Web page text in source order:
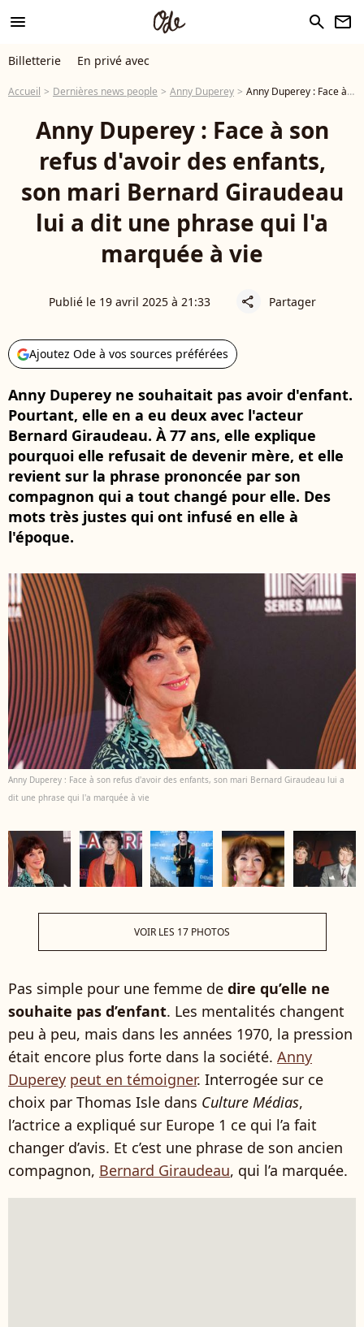
menu search newsletter
Billetterie En privé avec
Accueil Dernières news people Anny Duperey Anny Duperey : Face à son refus d'avoir des enfants, son mari Bernard Giraudeau lui a dit une phrase qui l'a marquée à vie
Anny Duperey : Face à son
refus d'avoir des enfants,
son mari Bernard Giraudeau
lui a dit une phrase qui l'a
marquée à vie
Publié le 19 avril 2025 à 21:33 share Partager
Ajoutez Ode à vos sources préférées
Anny Duperey ne souhaitait pas avoir d'enfant.
Pourtant, elle en a eu deux avec l'acteur
Bernard Giraudeau. À 77 ans, elle explique
pourquoi elle refusait de devenir mère, et elle
revient sur la phrase prononcée par son
compagnon qui a tout changé pour elle. Des
mots très justes qui ont infusé en elle à
l'époque.
Anny Duperey : Face à son refus d'avoir des enfants, son mari Bernard Giraudeau lui a
dit une phrase qui l'a marquée à vie
VOIR LES 17 PHOTOS
Pas simple pour une femme de dire qu’elle ne
souhaite pas d’enfant. Les mentalités changent
peu à peu, mais dans les années 1970, la pression
était encore plus forte dans la société. Anny
Duperey peut en témoigner. Interrogée sur ce
choix par Thomas Isle dans Culture Médias,
l’actrice a expliqué sur Europe 1 ce qui l’a fait
changer d’avis. Et c’est une phrase de son ancien
compagnon, Bernard Giraudeau, qui l’a marquée.